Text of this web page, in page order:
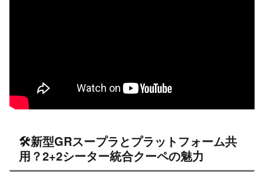
🛠️新型GRスープラとプラットフォーム共
用？2+2シーター統合クーペの魅力